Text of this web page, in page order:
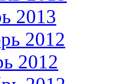
2013
2012
2012